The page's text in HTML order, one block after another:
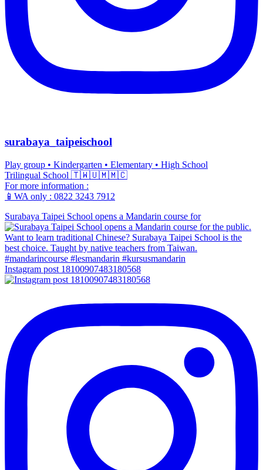
surabaya_taipeischool
Play group • Kindergarten • Elementary • High School
Trilingual School 🇹🇼🇺🇲🇲🇨
For more information :
📱WA only : 0822 3243 7912
Surabaya Taipei School opens a Mandarin course for
Instagram post 18100907483180568